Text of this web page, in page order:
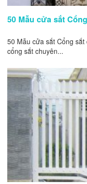
50 Mẫu cửa sắt
50 Mẫu cửa sắt Cổng
cổng sắt chuyên...